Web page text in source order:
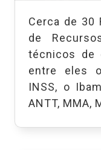
Cerca de 30
de
técnicos de
entre eles
INSS, o
ANTT, MMA,